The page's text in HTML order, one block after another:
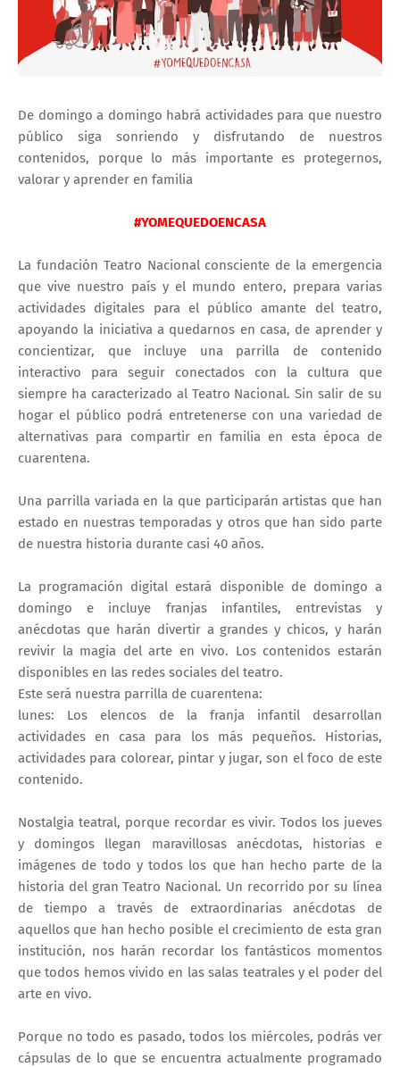
De domingo a domingo habrá actividades para que nuestro
público siga sonriendo y disfrutando de nuestros
contenidos, porque lo más importante es protegernos,
valorar y aprender en familia
#YOMEQUEDOENCASA
La fundación Teatro Nacional consciente de la emergencia
que vive nuestro país y el mundo entero, prepara varias
actividades digitales para el público amante del teatro,
apoyando la iniciativa a quedarnos en casa, de aprender y
concientizar, que incluye una parrilla de contenido
interactivo para seguir conectados con la cultura que
siempre ha caracterizado al Teatro Nacional. Sin salir de su
hogar el público podrá entretenerse con una variedad de
alternativas para compartir en familia en esta época de
cuarentena.
Una parrilla variada en la que participarán artistas que han
estado en nuestras temporadas y otros que han sido parte
de nuestra historia durante casi 40 años.
La programación digital estará disponible de domingo a
domingo e incluye franjas infantiles, entrevistas y
anécdotas que harán divertir a grandes y chicos, y harán
revivir la magia del arte en vivo. Los contenidos estarán
disponibles en las redes sociales del teatro.
Este será nuestra parrilla de cuarentena:
lunes: Los elencos de la franja infantil desarrollan
actividades en casa para los más pequeños. Historias,
actividades para colorear, pintar y jugar, son el foco de este
contenido.
Nostalgia teatral, porque recordar es vivir. Todos los jueves
y domingos llegan maravillosas anécdotas, historias e
imágenes de todo y todos los que han hecho parte de la
historia del gran Teatro Nacional. Un recorrido por su línea
de tiempo a través de extraordinarias anécdotas de
aquellos que han hecho posible el crecimiento de esta gran
institución, nos harán recordar los fantásticos momentos
que todos hemos vivido en las salas teatrales y el poder del
arte en vivo.
Porque no todo es pasado, todos los miércoles, podrás ver
cápsulas de lo que se encuentra actualmente programado